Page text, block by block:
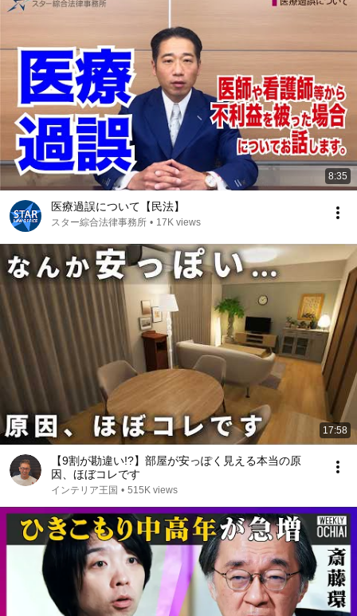
8:35
医療過誤について【民法】
スター綜合法律事務所 • 17K views
17:58
【9割が勘違い!?】部屋が安っぽく見える本当の原
因、ほぼコレです
インテリア王国 • 515K views